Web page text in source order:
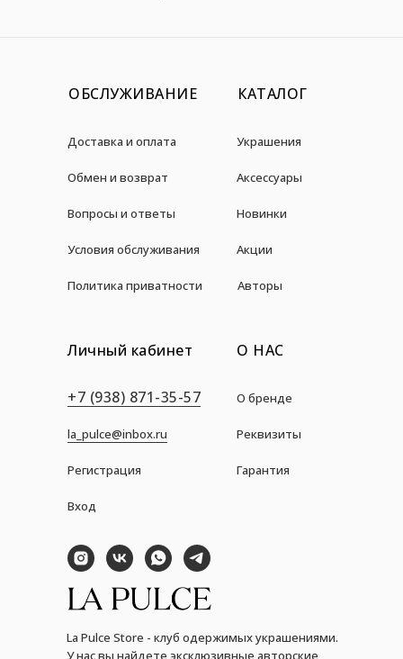
ОБСЛУЖИВАНИЕ
Доставка и оплата
Обмен и возврат
Вопросы и ответы
КАТАЛОГ
Украшения
Аксессуары
Новинки
Акции
Условия обслуживания
Политика приватности
О НАС
О бренде
Авторы
Личный кабинет
Вход
+7 (938) 871-35-57
la_pulce@inbox.ru
La Pulce Store - клуб одержимых украшениями.
У нас вы найдете эксклюзивные авторские
Реквизиты
Гарантия
Регистрация